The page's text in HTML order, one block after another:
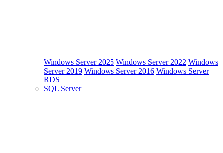
Windows Server 2025 Windows Server 2022 Windows
Server 2019 Windows Server 2016 Windows Server
RDS
SQL Server